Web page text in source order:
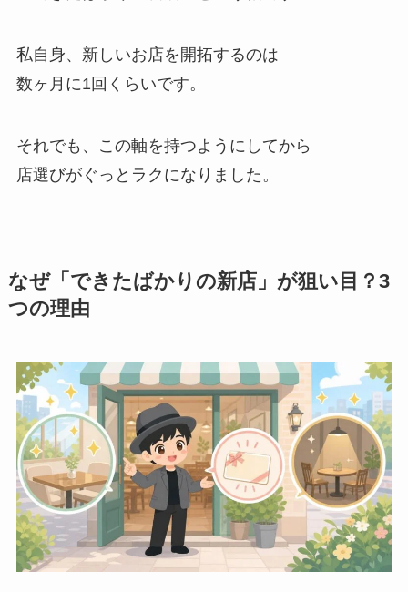
私自身、新しいお店を開拓するのは
数ヶ月に1回くらいです。
それでも、この軸を持つようにしてから
店選びがぐっとラクになりました。
なぜ「できたばかりの新店」が狙い目？3
つの理由